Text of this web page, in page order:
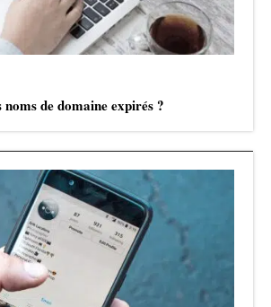
noms de domaine expirés ?